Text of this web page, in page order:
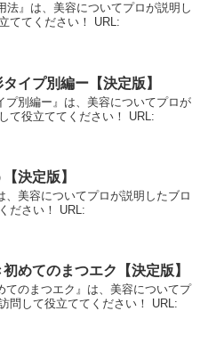
法』は、美容についてプロが説明し
ててください！ URL:
イプ別編ー【決定版】
プ別編ー』は、美容についてプロが
て役立ててください！ URL:
決定版】
、美容についてプロが説明したブロ
ださい！ URL:
めてのまつエク【決定版】
てのまつエク』は、美容についてプ
問して役立ててください！ URL: